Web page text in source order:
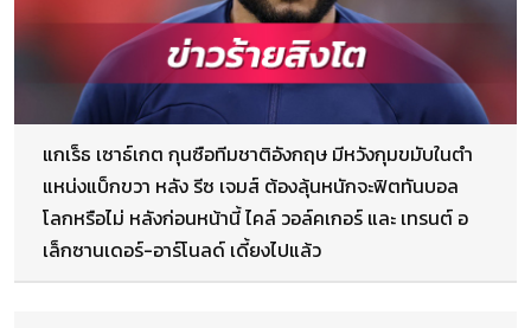
แกเร็ธ เซาธ์เกต กุนซือทีมชาติอังกฤษ มีหวังกุมขมับในตำ
แหน่งแบ็กขวา หลัง รีซ เจมส์ ต้องลุ้นหนักจะฟิตทันบอล
โลกหรือไม่ หลังก่อนหน้านี้ ไคล์ วอล์คเกอร์ และ เทรนต์ อ
เล็กซานเดอร์-อาร์โนลด์ เดี้ยงไปแล้ว